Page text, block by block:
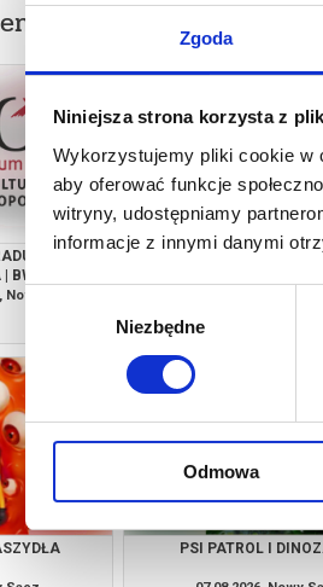
Zgoda
Niniejsza strona korzysta z
Wykorzystujemy pliki cookie w
aby oferować funkcje
witryny, udostępniamy
informacje z innymi danymi
Wybór
Niezbędne
Odmowa
organizatora
ŞERBAN |
BWA
Nowy Sącz
SPIDER-MAN. CAŁKIEM
PSI PATROL I